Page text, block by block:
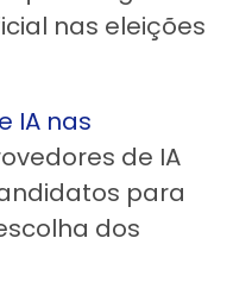
nas eleições
IA nas
de IA
para
dos